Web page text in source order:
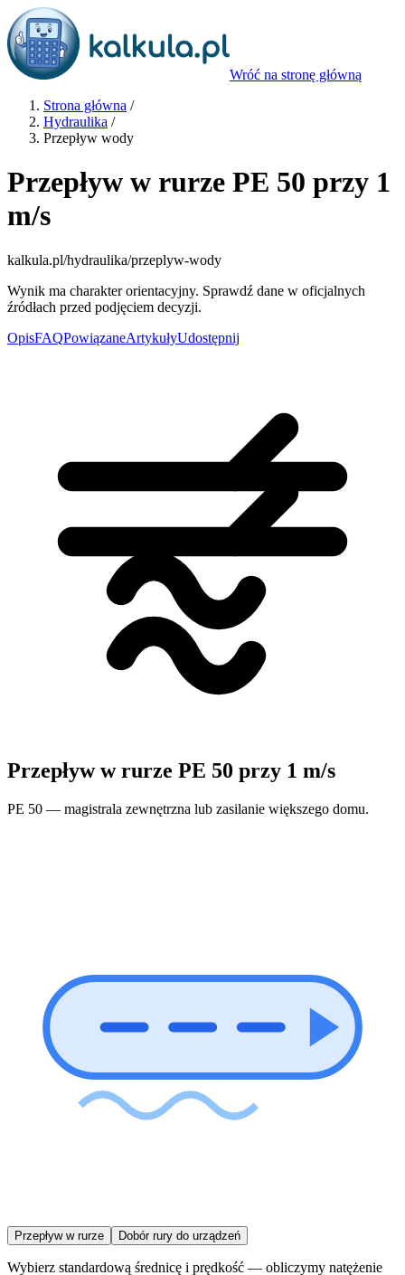
Wróć na stronę główną
Strona główna /
Hydraulika /
Przepływ wody
Przepływ w rurze PE 50 przy 1
m/s
kalkula.pl/hydraulika/przeplyw-wody
Wynik ma charakter orientacyjny. Sprawdź dane w oficjalnych
źródłach przed podjęciem decyzji.
OpisFAQPowiązaneArtykułyUdostępnij
Przepływ w rurze PE 50 przy 1 m/s
PE 50 — magistrala zewnętrzna lub zasilanie większego domu.
Przepływ w rurze Dobór rury do urządzeń
Wybierz standardową średnicę i prędkość — obliczymy natężenie